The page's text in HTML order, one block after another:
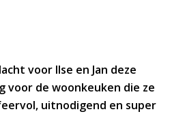
voor Ilse en Jan deze
voor de woonkeuken die ze
uitnodigend en super